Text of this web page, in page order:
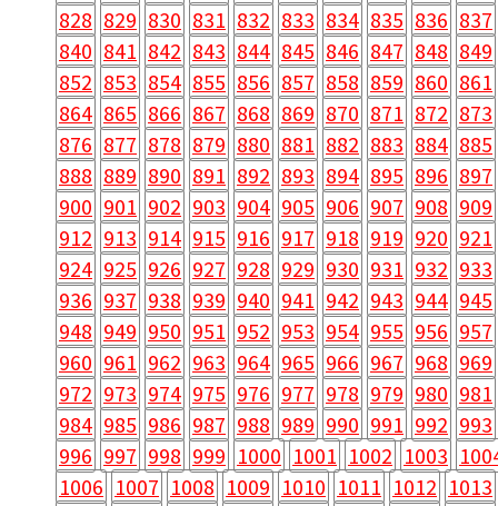
828 829 830 831 832 833 834 835 836 837
840 841 842 843 844 845 846 847 848 849
852 853 854 855 856 857 858 859 860 861
864 865 866 867 868 869 870 871 872 873
876 877 878 879 880 881 882 883 884 885
888 889 890 891 892 893 894 895 896 897
900 901 902 903 904 905 906 907 908 909
912 913 914 915 916 917 918 919 920 921
924 925 926 927 928 929 930 931 932 933
936 937 938 939 940 941 942 943 944 945
948 949 950 951 952 953 954 955 956 957
960 961 962 963 964 965 966 967 968 969
972 973 974 975 976 977 978 979 980 981
984 985 986 987 988 989 990 991 992 993
996 997 998 999 1000 1001 1002 1003
1006 1007 1008 1009 1010 1011 1012 1013